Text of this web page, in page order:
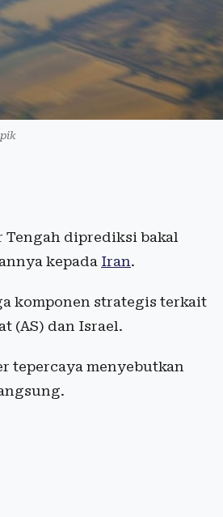
diprediksi bakal
kepada Iran.
komponen strategis terkait
(AS) dan Israel.
tepercaya menyebutkan